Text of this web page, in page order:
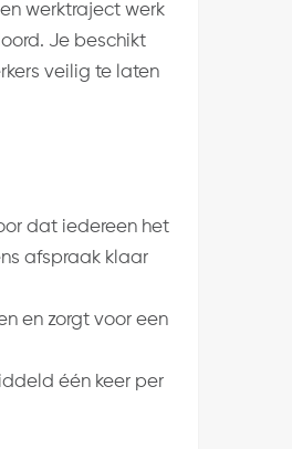
werktraject werk
Je beschikt
veilig te laten
dat iedereen het
afspraak klaar
en zorgt voor een
één keer per